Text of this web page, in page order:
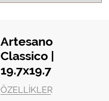
Artesano
Classico |
19.7x19.7
ÖZELLIKLER